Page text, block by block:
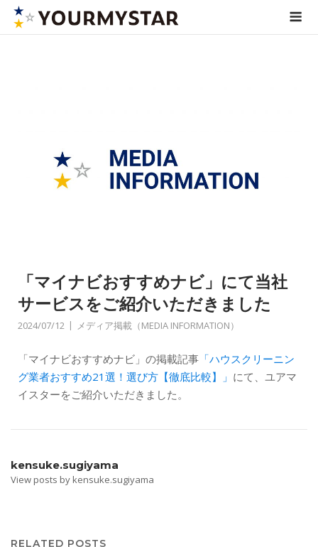
Skip
「マイナビおすすめナビ」にて当社
サービスをご紹介いただきました
2024/07/12 メディア掲載（MEDIA INFORMATION）
「マイナビおすすめナビ」の掲載記事 「ハウスクリーニン
グ業者おすすめ21選！選び方【徹底比較】」 にて、ユアマ
イスターをご紹介いただきました。
kensuke.sugiyama
View posts by kensuke.sugiyama
RELATED POSTS